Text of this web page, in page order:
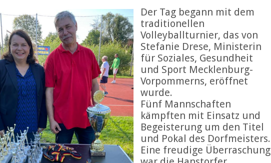
Der Tag begann mit dem
traditionellen
Volleyballturnier, das von
Stefanie Drese, Ministerin
für Soziales, Gesundheit
und Sport Mecklenburg-
Vorpommerns, eröffnet
wurde.
Fünf Mannschaften
kämpften mit Einsatz und
Begeisterung um den Titel
und Pokal des Dorfmeisters.
Eine freudige Überraschung